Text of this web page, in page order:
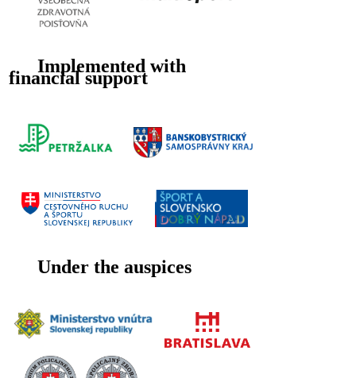
Implemented with
financial support
Under the auspices